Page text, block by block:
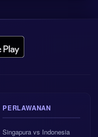
PERLAWANAN
Singapura vs Indonesia